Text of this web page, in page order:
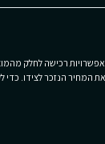
רכישה לחלק
הנזכר לצידו. כדי